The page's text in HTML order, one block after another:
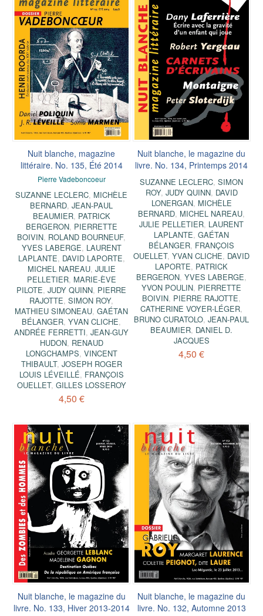
Nuit blanche, magazine
littéraire. No. 135, Été 2014
Pierre Vadeboncoeur
SUZANNE LECLERC, MICHÈLE
BERNARD,JEAN-PAUL
BEAUMIER, PATRICK
BERGERON, PIERRETTE
BOIVIN, ROLAND BOURNEUF,
YVES LABERGE, LAURENT
LAPLANTE, DAVID LAPORTE,
MICHEL NAREAU, JULIE
PELLETIER, MARIE-ÈVE
PILOTE,JUDY QUINN, PIERRE
RAJOTTE,SIMON ROY,
MATHIEU SIMONEAU,GAÉTAN
BÉLANGER,YVAN CLICHE,
ANDRÉE FERRETTI,JEAN-GUY
HUDON, RENAUD
LONGCHAMPS, VINCENT
THIBAULT, JOSEPH ROGER
LOUIS LÉVEILLÉ, FRANÇOIS
OUELLET, GILLES LOSSEROY
4,50 €
Nuit blanche, le magazine du
livre. No. 134, Printemps 2014
SUZANNE LECLERC,SIMON
ROY, JUDY QUINN, DAVID
LONERGAN, MICHÈLE
BERNARD, MICHEL NAREAU,
JULIE PELLETIER, LAURENT
LAPLANTE,GAÉTAN
BÉLANGER, FRANÇOIS
OUELLET,YVAN CLICHE, DAVID
LAPORTE, PATRICK
BERGERON,YVES LABERGE,
YVON POULIN, PIERRETTE
BOIVIN, PIERRE RAJOTTE,
CATHERINE VOYER-LÉGER,
BRUNO CURATOLO,JEAN-PAUL
BEAUMIER, DANIEL D.
JACQUES
4,50 €
Nuit blanche, le magazine du
livre. No. 133, Hiver 2013-2014
Nuit blanche, le magazine du
livre. No. 132, Automne 2013